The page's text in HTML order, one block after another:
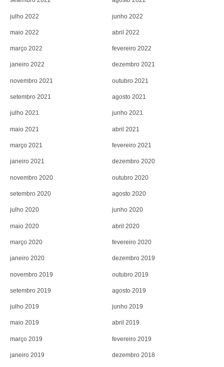
julho 2022 junho 2022
maio 2022 abril 2022
março 2022 fevereiro 2022
janeiro 2022 dezembro 2021
novembro 2021 outubro 2021
setembro 2021 agosto 2021
julho 2021 junho 2021
maio 2021 abril 2021
março 2021 fevereiro 2021
janeiro 2021 dezembro 2020
novembro 2020 outubro 2020
setembro 2020 agosto 2020
julho 2020 junho 2020
maio 2020 abril 2020
março 2020 fevereiro 2020
janeiro 2020 dezembro 2019
novembro 2019 outubro 2019
setembro 2019 agosto 2019
julho 2019 junho 2019
maio 2019 abril 2019
março 2019 fevereiro 2019
janeiro 2019 dezembro 2018